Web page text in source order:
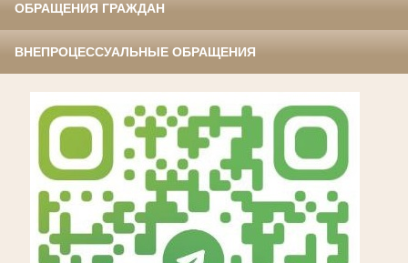
ОБРАЩЕНИЯ ГРАЖДАН
ВНЕПРОЦЕССУАЛЬНЫЕ ОБРАЩЕНИЯ